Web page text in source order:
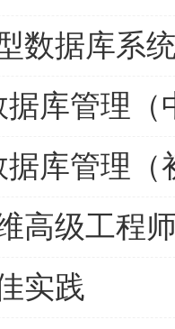
数据库系
库管理（
库管理（
高级工程
实践